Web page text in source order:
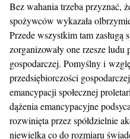
Bez wahania trzeba przyznać,
spożywców wykazała
Przede wszystkim tam zasługą
zorganizowały one rzesze
gospodarczej. Pomyślny i
przedsiębiorczości
emancypacji społecznej
dążenia emancypacyjne
rozwinięta przez spółdzielnie
niewielka co do rozmiaru